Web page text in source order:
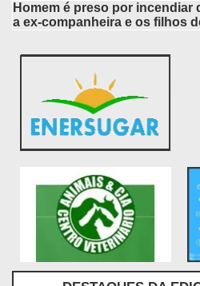
Homem é preso por incendiar
a ex-companheira e os filhos